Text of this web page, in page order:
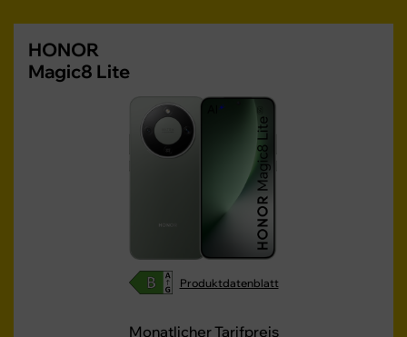
HONOR
Magic8 Lite
Produktdatenblatt
Monatlicher Tarifpreis